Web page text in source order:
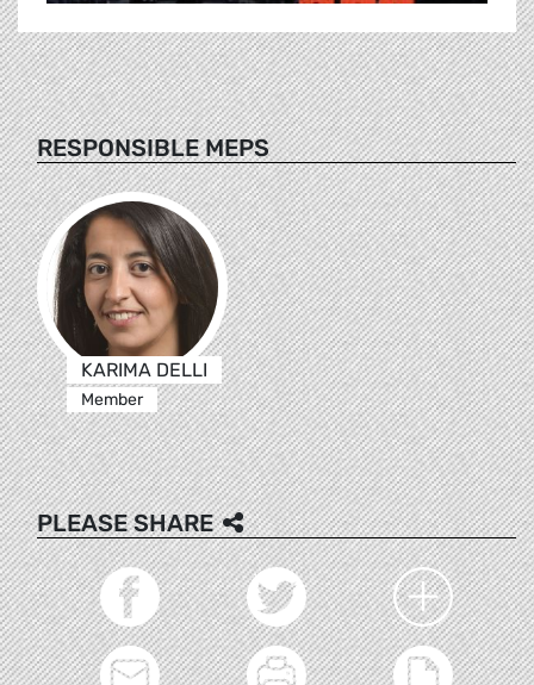
RESPONSIBLE MEPS
KARIMA DELLI
Member
PLEASE SHARE